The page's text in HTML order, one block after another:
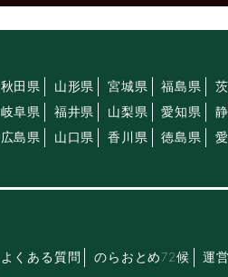
秋田県 山形県 宮城県 福島県
岐阜県 福井県 山梨県 愛知県
広島県 山口県 香川県 徳島県
よくある質問 のらおとめ72候 運